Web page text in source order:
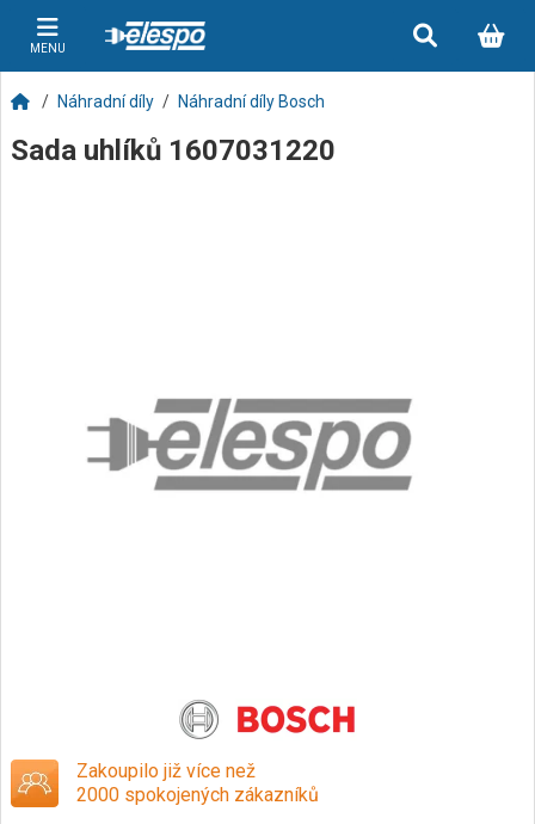
MENU
Náhradní díly Náhradní díly Bosch
Sada uhlíků 1607031220
Zakoupilo již více než
2000 spokojených zákazníků